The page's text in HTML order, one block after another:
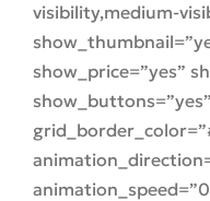
visibility,medium-
show_price=”yes”